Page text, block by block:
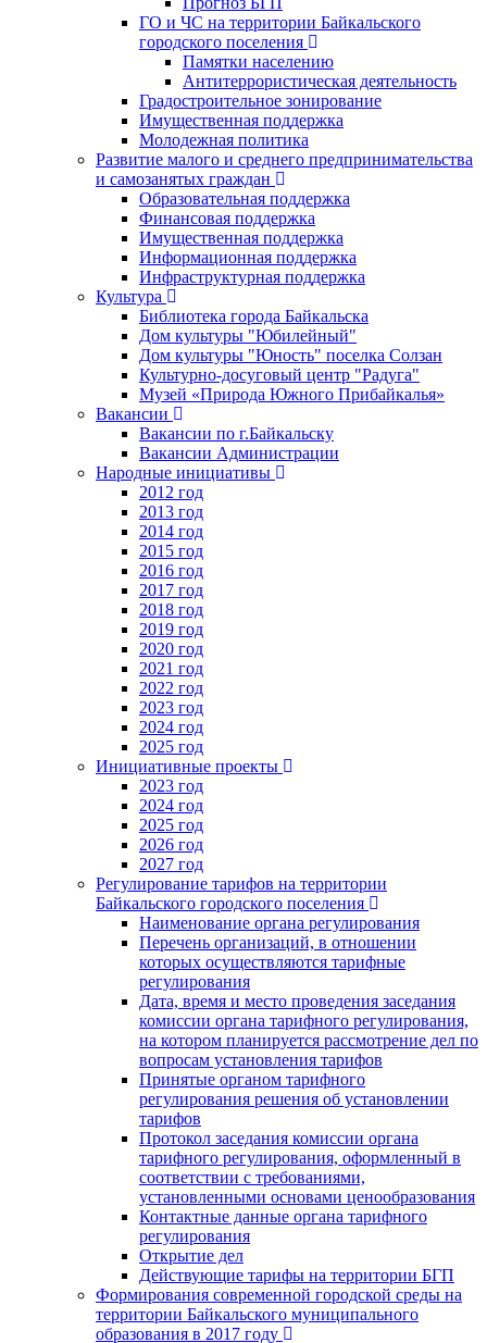
ГО и ЧС на территории Байкальского
городского поселения
Памятки населению
Антитеррористическая деятельность
Градостроительное зонирование
Имущественная поддержка
Молодежная политика
Развитие малого и среднего предпринимательства
и самозанятых граждан
Образовательная поддержка
Финансовая поддержка
Имущественная поддержка
Информационная поддержка
Инфраструктурная поддержка
Культура
Библиотека города Байкальска
Дом культуры "Юбилейный"
Дом культуры "Юность" поселка Солзан
Культурно-досуговый центр "Радуга"
Музей «Природа Южного Прибайкалья»
Вакансии
Вакансии по г.Байкальску
Вакансии Администрации
Народные инициативы
2012 год
2013 год
2014 год
2015 год
2016 год
2017 год
2018 год
2019 год
2020 год
2021 год
2022 год
2023 год
2024 год
2025 год
Инициативные проекты
2023 год
2024 год
2025 год
2026 год
2027 год
Регулирование тарифов на территории
Байкальского городского поселения
Наименование органа регулирования
Перечень организаций, в отношении
которых осуществляются тарифные
регулирования
Дата, время и место проведения заседания
комиссии органа тарифного регулирования,
на котором планируется рассмотрение дел по
вопросам установления тарифов
Принятые органом тарифного
регулирования решения об установлении
тарифов
Протокол заседания комиссии органа
тарифного регулирования, оформленный в
соответствии с требованиями,
установленными основами ценообразования
Контактные данные органа тарифного
регулирования
Открытие дел
Действующие тарифы на территории БГП
Формирования современной городской среды на
территории Байкальского муниципального
образования в 2017 году